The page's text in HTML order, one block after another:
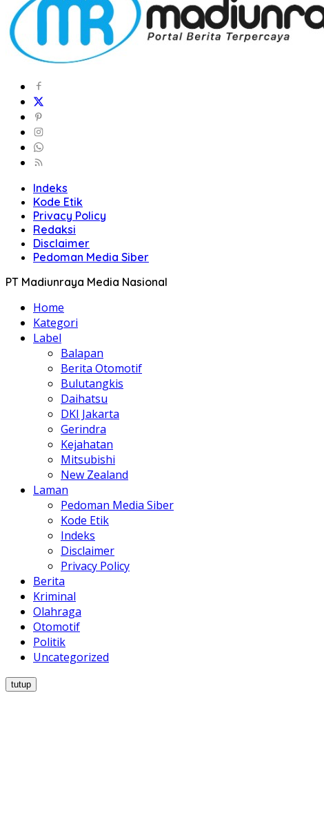
Indeks
Kode Etik
Privacy Policy
Redaksi
Disclaimer
Pedoman Media Siber
PT Madiunraya Media Nasional
Home
Kategori
Label
Balapan
Berita Otomotif
Bulutangkis
Daihatsu
DKI Jakarta
Gerindra
Kejahatan
Mitsubishi
New Zealand
Laman
Pedoman Media Siber
Kode Etik
Indeks
Disclaimer
Privacy Policy
Berita
Kriminal
Olahraga
Otomotif
Politik
Uncategorized
tutup